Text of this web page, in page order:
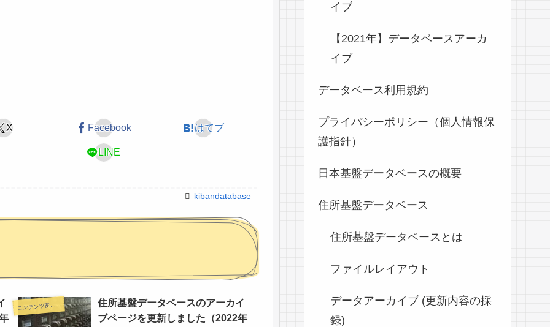
X Facebook はてブ
LINE
kibandatabase
コ
ンテンツ変更情報
住所基盤データベースのアーカイ
ブページを更新しました（2022年
イブ
【2021年】データベースアーカ
イブ
データベース利用規約
プライバシーポリシー（個人情報保
護指針）
日本基盤データベースの概要
住所基盤データベース
住所基盤データベースとは
ファイルレイアウト
データアーカイブ (更新内容の採
録)